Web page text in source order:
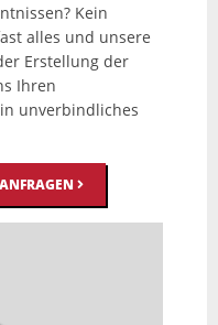
Kein
alles und unsere
Erstellung der
Ihren
unverbindliches